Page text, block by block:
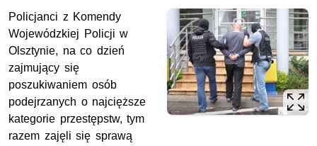
Policjanci z Komendy
Wojewódzkiej Policji w
Olsztynie, na co dzień
zajmujący się
poszukiwaniem osób
podejrzanych o najcięższe
kategorie przestępstw, tym
razem zajęli się sprawą